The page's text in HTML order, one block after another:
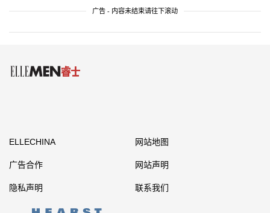
广告 - 内容未结束请往下滚动
ELLECHINA 网站地图
广告合作 网站声明
隐私声明 联系我们